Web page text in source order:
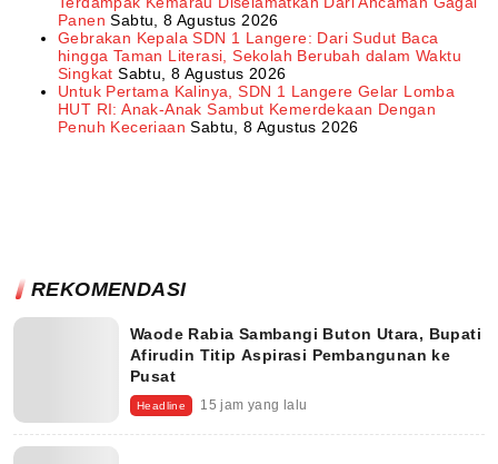
Panen Sabtu, 8 Agustus 2026
Gebrakan Kepala SDN 1 Langere: Dari Sudut Baca
hingga Taman Literasi, Sekolah Berubah dalam Waktu
Singkat Sabtu, 8 Agustus 2026
Untuk Pertama Kalinya, SDN 1 Langere Gelar Lomba
HUT RI: Anak-Anak Sambut Kemerdekaan Dengan
Penuh Keceriaan Sabtu, 8 Agustus 2026
REKOMENDASI
Waode Rabia Sambangi Buton Utara, Bupati
Afirudin Titip Aspirasi Pembangunan ke
Pusat
Headline 15 jam yang lalu